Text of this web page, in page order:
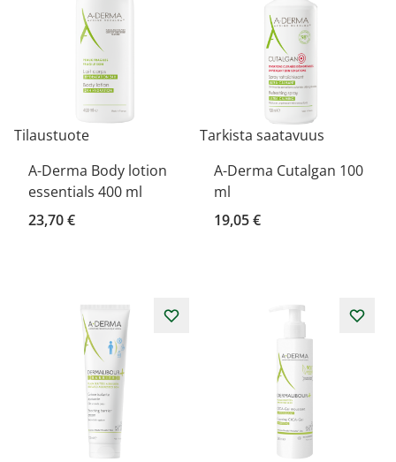
Tilaustuote
A-Derma Body lotion
essentials 400 ml
23,70 €
Tarkista saatavuus
A-Derma Cutalgan 100
ml
19,05 €